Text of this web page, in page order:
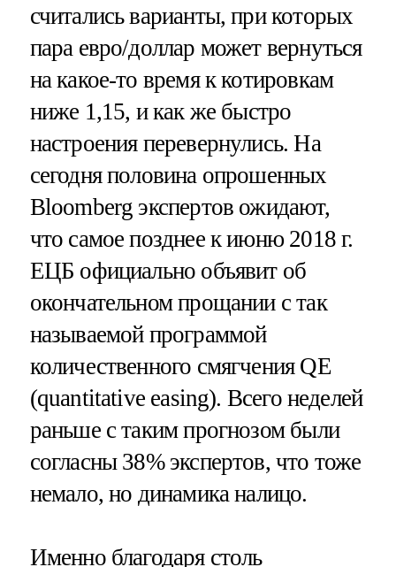
считались варианты, при которых
пара евро/доллар может вернуться
на какое-то время к котировкам
ниже 1,15, и как же быстро
настроения перевернулись. На
сегодня половина опрошенных
Bloomberg экспертов ожидают,
что самое позднее к июню 2018 г.
ЕЦБ официально объявит об
окончательном прощании с так
называемой программой
количественного смягчения QE
(quantitative easing). Всего неделей
раньше с таким прогнозом были
согласны 38% экспертов, что тоже
немало, но динамика налицо.
Именно благодаря столь